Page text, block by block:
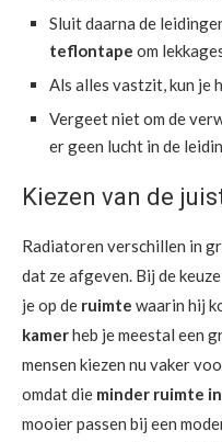
Sluit daarna de
teflontape om
Als alles vastzit, kun je
Vergeet niet om de
er geen lucht in de
Kiezen van de
Radiatoren verschillen in
dat ze afgeven. Bij de
je op de ruimte waarin hij
kamerheb je meestal een
mensen kiezen nu vaker
omdat die minder ruimte
mooier passen bij een